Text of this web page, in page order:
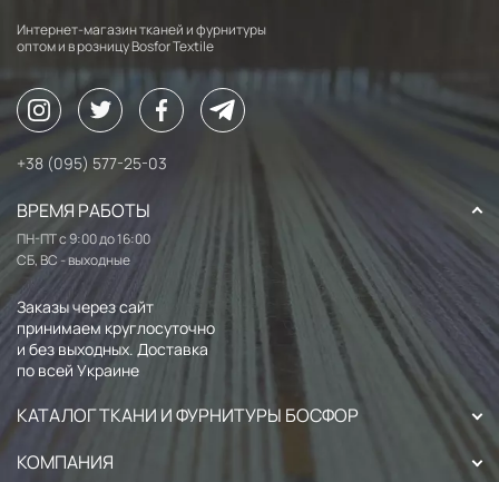
Интернет-магазин тканей и фурнитуры
оптом и в розницу Bosfor Textile
+38 (095) 577-25-03
ВРЕМЯ РАБОТЫ
ПН-ПТ с 9:00 до 16:00
СБ, ВС - выходные
Заказы через сайт
принимаем круглосуточно
и без выходных. Доставка
по всей Украине
КАТАЛОГ ТКАНИ И ФУРНИТУРЫ БОСФОР
КОМПАНИЯ